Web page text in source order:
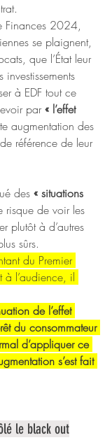
Finances 2024,
se plaignent,
que l’État leur
à EDF tout ce
par « l’effet
augmentation des
référence de leur
des « situations
risque de voir les
plutôt à d’autres
sûrs.
du Premier
à l’audience, il
de l’effet
du consommateur
d’appliquer ce
s’est fait
le black out